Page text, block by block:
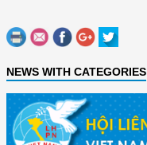
NEWS WITH CATEGORIES